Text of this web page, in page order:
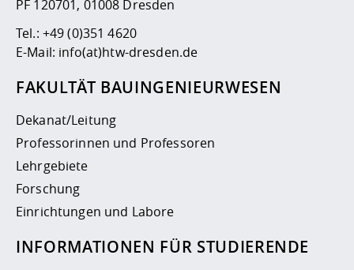
PF 120701, 01008 Dresden
Tel.: +49 (0)351 4620
E-Mail: info(at)htw-dresden.de
FAKULTÄT BAUINGENIEURWESEN
Dekanat/Leitung
Professorinnen und Professoren
Lehrgebiete
Forschung
Einrichtungen und Labore
INFORMATIONEN FÜR STUDIERENDE